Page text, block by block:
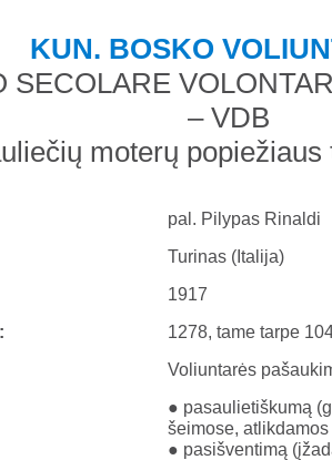
KUN. BOSKO
SECOLARE
– VDB
moterų
pal. Pilypas Rinaldi
Turinas (Italija)
1917
1278, tame tarpe
Voliuntarės
● pasaulietiškumą
šeimose,
● pasišventimą